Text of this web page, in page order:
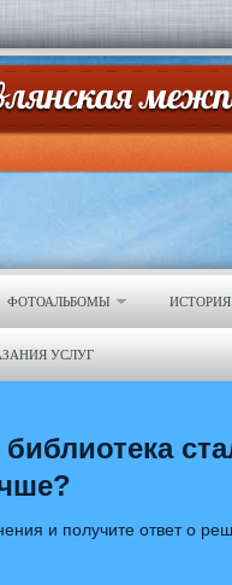
ФОТОАЛЬБОМЫ
УСЛУГ
и получите ответ о